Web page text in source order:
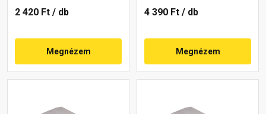
2 420 Ft / db
Megnézem
4 390 Ft / db
Megnézem